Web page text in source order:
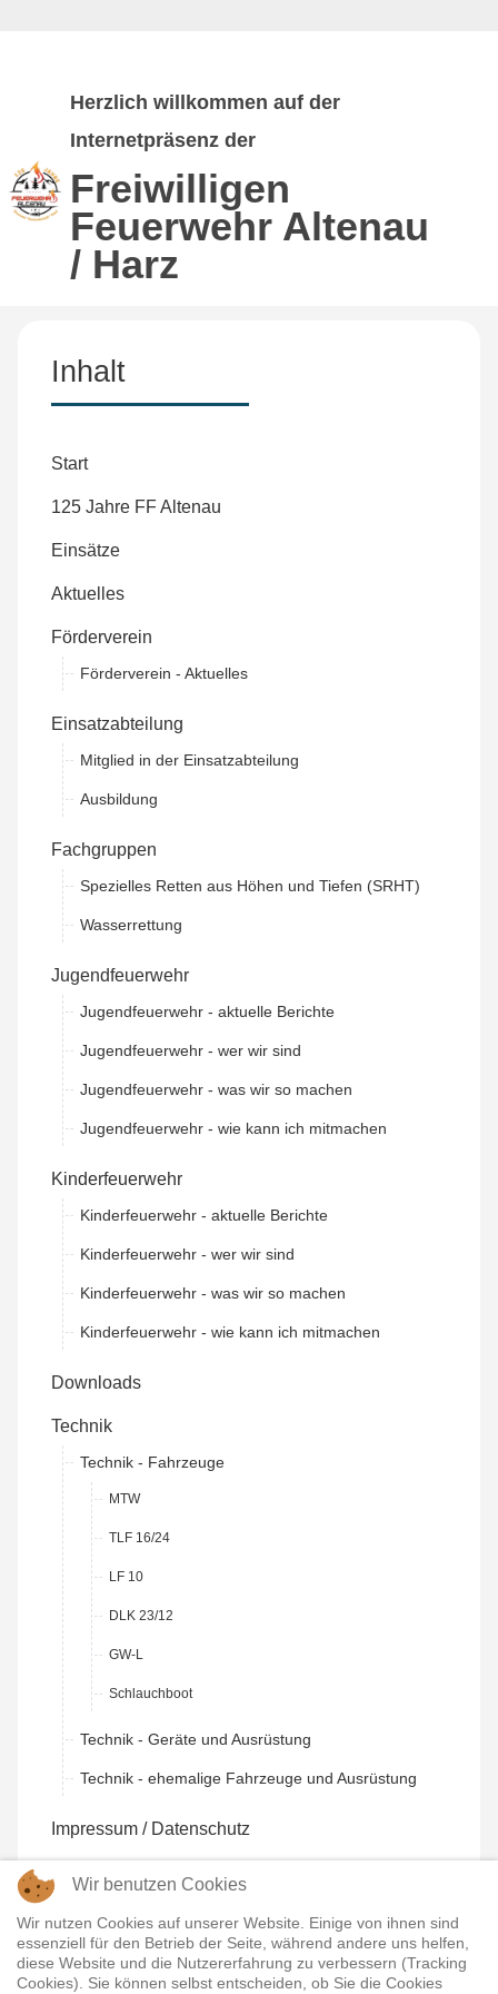
Herzlich willkommen auf der
Internetpräsenz der
Freiwilligen
Feuerwehr Altenau
/ Harz
Inhalt
Start
125 Jahre FF Altenau
Einsätze
Aktuelles
Förderverein
Förderverein - Aktuelles
Einsatzabteilung
Mitglied in der Einsatzabteilung
Ausbildung
Fachgruppen
Spezielles Retten aus Höhen und Tiefen (SRHT)
Wasserrettung
Jugendfeuerwehr
Jugendfeuerwehr - aktuelle Berichte
Jugendfeuerwehr - wer wir sind
Jugendfeuerwehr - was wir so machen
Jugendfeuerwehr - wie kann ich mitmachen
Kinderfeuerwehr
Kinderfeuerwehr - aktuelle Berichte
Kinderfeuerwehr - wer wir sind
Kinderfeuerwehr - was wir so machen
Kinderfeuerwehr - wie kann ich mitmachen
Downloads
Technik
Technik - Fahrzeuge
MTW
TLF 16/24
LF 10
DLK 23/12
GW-L
Schlauchboot
Technik - Geräte und Ausrüstung
Technik - ehemalige Fahrzeuge und Ausrüstung
Impressum / Datenschutz
Intern
Wir benutzen Cookies
Wir nutzen Cookies auf unserer Website. Einige von ihnen sind
essenziell für den Betrieb der Seite, während andere uns helfen,
diese Website und die Nutzererfahrung zu verbessern (Tracking
Cookies). Sie können selbst entscheiden, ob Sie die Cookies